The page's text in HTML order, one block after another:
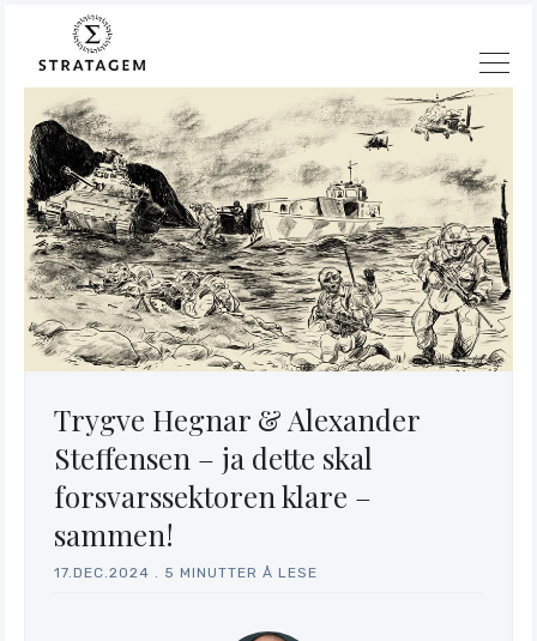
Stratagem
Trygve Hegnar & Alexander
Steffensen – ja dette skal
forsvarssektoren klare –
sammen!
17.DEC.2024 5 MINUTTER Å LESE